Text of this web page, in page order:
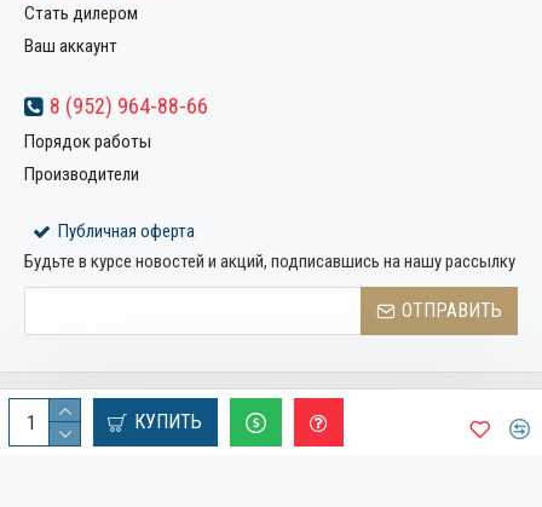
КУПИТЬ
Стать дилером
Ваш аккаунт
8 (952) 964-88-66
Порядок работы
Производители
Публичная оферта
Будьте в курсе новостей и акций, подписавшись на нашу рассылку
ОТПРАВИТЬ
Copyright © 2022, Компания «Металлстрой32», Все права
защищены